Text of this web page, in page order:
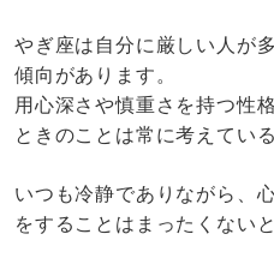
やぎ座は自分に厳しい人が
傾向があります。
用心深さや慎重さを持つ性
ときのことは常に考えてい
いつも冷静でありながら、
をすることはまったくない